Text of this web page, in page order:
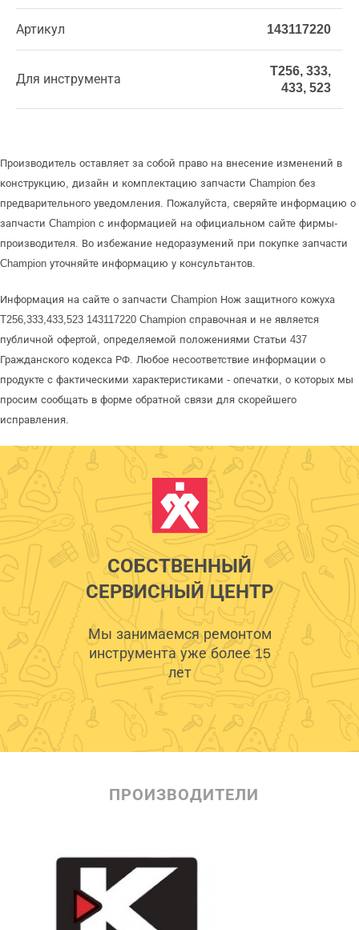
Артикул 143117220
Для инструмента
T256, 333,
433, 523
Производитель оставляет за собой право на внесение изменений в
конструкцию, дизайн и комплектацию запчасти Champion без
предварительного уведомления. Пожалуйста, сверяйте информацию о
запчасти Champion с информацией на официальном сайте фирмы-
производителя. Во избежание недоразумений при покупке запчасти
Champion уточняйте информацию у консультантов.
Информация на сайте о запчасти Champion Нож защитного кожуха
T256,333,433,523 143117220 Champion справочная и не является
публичной офертой, определяемой положениями Статьи 437
Гражданского кодекса РФ. Любое несоответствие информации о
продукте с фактическими характеристиками - опечатки, о которых мы
просим сообщать в форме обратной связи для скорейшего
исправления.
СОБСТВЕННЫЙ
СЕРВИСНЫЙ ЦЕНТР
Мы занимаемся ремонтом
инструмента уже более 15
лет
ПРОИЗВОДИТЕЛИ